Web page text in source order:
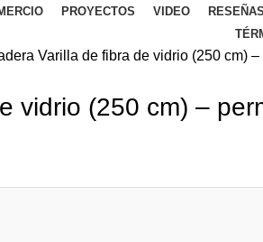
PROYECTOS VIDEO RESEÑAS
Varilla de fibra de vidrio (250 cm)
vidrio (250 cm) –